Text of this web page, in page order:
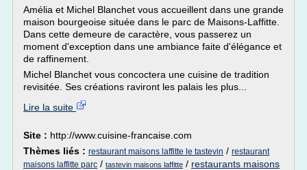
Amélia et Michel Blanchet vous accueillent dans une grande
maison bourgeoise située dans le parc de Maisons-Laffitte.
Dans cette demeure de caractère, vous passerez un
moment d'exception dans une ambiance faite d'élégance et
de raffinement.
Michel Blanchet vous concoctera une cuisine de tradition
revisitée. Ses créations raviront les palais les plus...
Lire la suite
Site : http://www.cuisine-francaise.com
Thèmes liés : restaurant maisons laffitte le tastevin / restaurant
maisons laffitte parc / tastevin maisons laffitte / restaurants maisons